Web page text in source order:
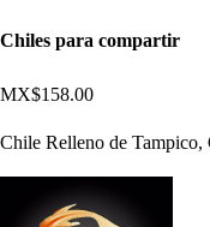
Chiles para compartir
MX$158.00
Chile Relleno de Tampico,